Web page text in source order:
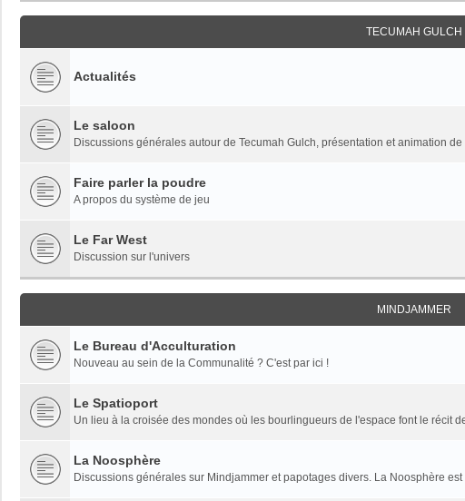
TECUMAH GULCH
Actualités
Le saloon
Discussions générales autour de Tecumah Gulch, présentation et animation
Faire parler la poudre
A propos du système de jeu
Le Far West
Discussion sur l'univers
MINDJAMMER
Le Bureau d'Acculturation
Nouveau au sein de la Communalité ? C'est par ici !
Le Spatioport
Un lieu à la croisée des mondes où les bourlingueurs de l'espace font le récit
La Noosphère
Discussions générales sur Mindjammer et papotages divers. La Noosphère est